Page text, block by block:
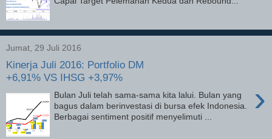
Jumat, 29 Juli 2016
Kinerja Juli 2016: Portfolio DM
+6,91% VS IHSG +3,97%
›
Bulan Juli telah sama-sama kita lalui. Bulan yang
bagus dalam berinvestasi di bursa efek Indonesia.
Berbagai sentiment positif menyelimuti ...